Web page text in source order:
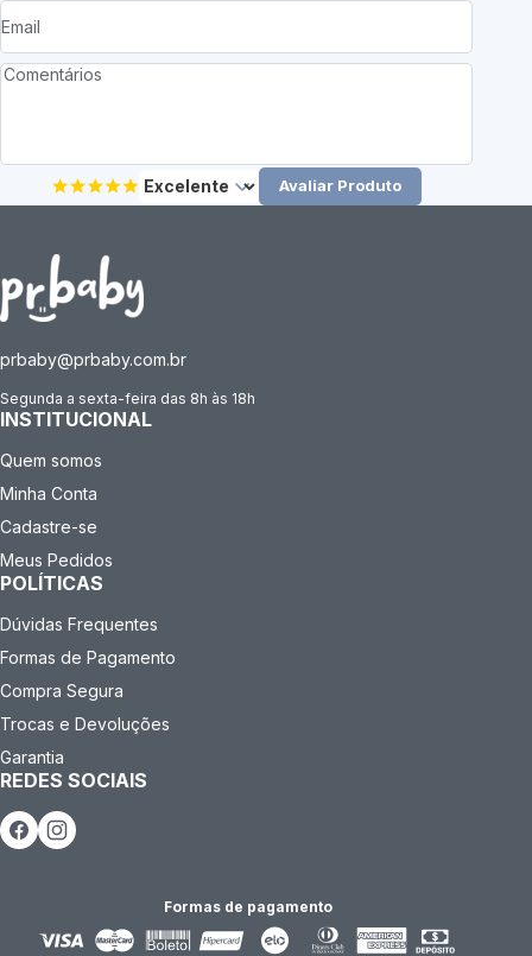
Avaliar Produto
prbaby@prbaby.com.br
Segunda a sexta-feira das 8h às 18h
INSTITUCIONAL
Quem somos
Minha Conta
Cadastre-se
Meus Pedidos
POLÍTICAS
Dúvidas Frequentes
Formas de Pagamento
Compra Segura
Trocas e Devoluções
Garantia
REDES SOCIAIS
Formas de pagamento